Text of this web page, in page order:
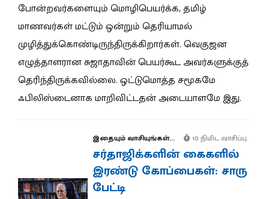
போன்றவர்களையும் மொழிபெயர்க்க, தமிழ்
மாணவர்கள் மட்டும் ஒன்றும் தெரியாமல்
முழித்துக்கொண்டிருந்திருக்கிறார்கள். வெகுஜன
எழுத்தாளரான சுஜாதாவின் பெயர்கூட அவர்களுக்குத்
தெரிந்திருக்கவில்லை. ஒட்டுமொத்த சமூகமே
ஃபிலிஸ்டைனாக மாறிவிட்டதன் அடையாளமே இது.
இதையும் வாசியுங்கள்... 10 நிமிட வாசிப்பு
சர்தாஜிக்களின் கைகளில்
இரண்டு கோப்பைகள்: சாரு
பேட்டி